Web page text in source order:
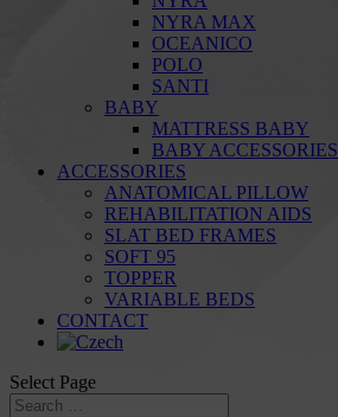
NYRA MAX
OCEANICO
POLO
SANTI
BABY
MATTRESS BABY
BABY ACCESSORIES
ACCESSORIES
ANATOMICAL PILLOW
REHABILITATION AIDS
SLAT BED FRAMES
SOFT 95
TOPPER
VARIABLE BEDS
CONTACT
Select Page